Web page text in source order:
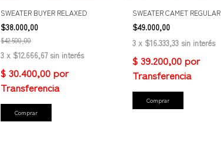
SWEATER BUYER RELAXED
$38.000,00
$42.500,00
3 x $12.666,67 sin interés
Comprar
SWEATER CAMET REGULAR
$49.000,00
3 x $16.333,33 sin interés
Comprar